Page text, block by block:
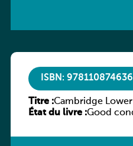
ISBN:
Titre :Cambridge
Mathematics
État du livre :Good